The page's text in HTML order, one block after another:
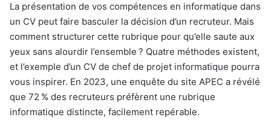
La présentation de vos compétences en informatique dans
un CV peut faire basculer la décision d’un recruteur. Mais
comment structurer cette rubrique pour qu’elle saute aux
yeux sans alourdir l’ensemble ? Quatre méthodes existent,
et l’exemple d’un CV de chef de projet informatique pourra
vous inspirer. En 2023, une enquête du site APEC a révélé
que 72 % des recruteurs préfèrent une rubrique
informatique distincte, facilement repérable.